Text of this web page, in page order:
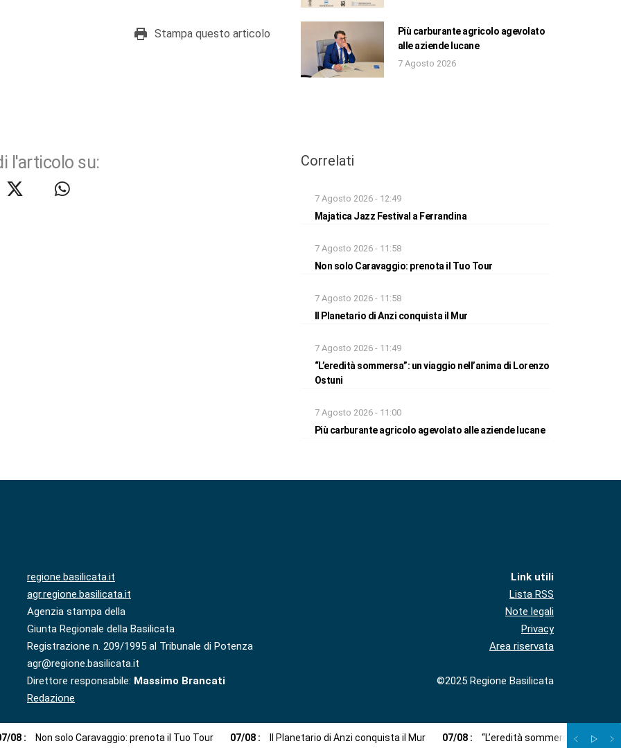
Stampa questo articolo
l'articolo su:
Più carburante agricolo agevolato
alle aziende lucane
7 Agosto 2026
Correlati
7 Agosto 2026 - 12:49
Majatica Jazz Festival a Ferrandina
7 Agosto 2026 - 11:58
Non solo Caravaggio: prenota il Tuo Tour
7 Agosto 2026 - 11:58
Il Planetario di Anzi conquista il Mur
7 Agosto 2026 - 11:49
“L’eredità sommersa”: un viaggio nell’anima di Lorenzo
Ostuni
7 Agosto 2026 - 11:00
Più carburante agricolo agevolato alle aziende lucane
regione.basilicata.it
agr.regione.basilicata.it
Agenzia stampa della
Giunta Regionale della Basilicata
Registrazione n. 209/1995 al Tribunale di Potenza
agr@regione.basilicata.it
Direttore responsabile: Massimo Brancati
Redazione
Link utili
Lista RSS
Note legali
Privacy
Area riservata
©2025 Regione Basilicata
/08 : Non solo Caravaggio: prenota il Tuo Tour 07/08 : Il Planetario di Anzi conquista il Mur 07/08 : “L’eredità sommersa”: un